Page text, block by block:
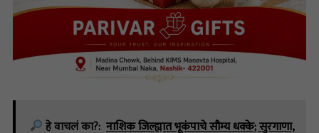
हे वाचलं का?: नाशिक जिल्ह्यात भूकंपाचे सौम्य धक्के; सुरगाणा,